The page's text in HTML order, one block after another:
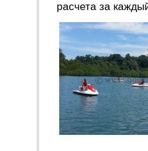
расчета за